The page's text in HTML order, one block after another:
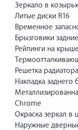
Зеркало в
Литые диски R16
Временное
Брызговики
Рейлинги на
Решетка
Накладка
Chrome
Окраска зеркал в
Наружные